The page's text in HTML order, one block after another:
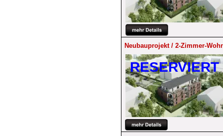
Neubauprojekt / 2-Zimmer-
RESERVIERT